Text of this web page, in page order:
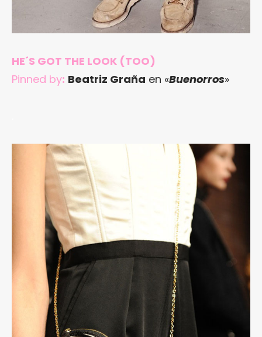
HE´S GOT THE LOOK (TOO)
Pinned by: Beatriz Graña en «Buenorros»